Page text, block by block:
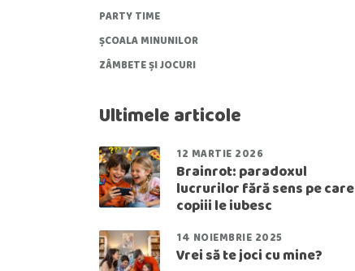
PARTY TIME
ȘCOALA MINUNILOR
ZÂMBETE ȘI JOCURI
Ultimele articole
12 MARTIE 2026
Brainrot: paradoxul
lucrurilor fără sens pe care
copiii le iubesc
14 NOIEMBRIE 2025
Vrei să te joci cu mine?